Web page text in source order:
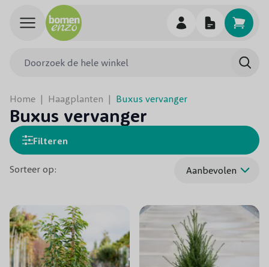
Ga naar de inhoud
Home | Haagplanten | Buxus vervanger
Buxus vervanger
Filteren
Sorteer op: